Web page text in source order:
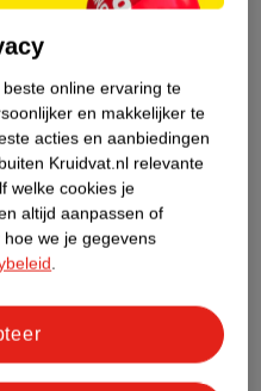
(nog) geen Nature
online ervaring te
en makkelijker te
acties en aanbiedingen
Kruidvat.nl relevante
welke cookies je
altijd aanpassen of
we je gegevens
.